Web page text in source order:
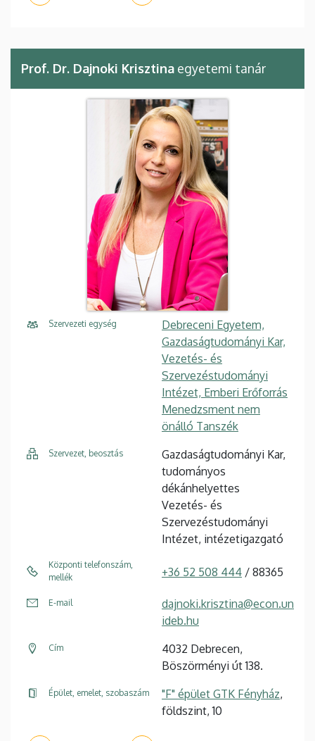
Prof. Dr. Dajnoki Krisztina egyetemi tanár
Szervezeti egység
Debreceni Egyetem,
Gazdaságtudományi Kar,
Vezetés- és
Szervezéstudományi
Intézet, Emberi Erőforrás
Menedzsment nem
önálló Tanszék
Szervezet, beosztás
Gazdaságtudományi Kar,
tudományos
dékánhelyettes
Vezetés- és
Szervezéstudományi
Intézet, intézetigazgató
Központi telefonszám,
mellék
+36 52 508 444 / 88365
E-mail
dajnoki.krisztina@econ.un
ideb.hu
Cím
4032 Debrecen,
Böszörményi út 138.
Épület, emelet, szobaszám "F" épület GTK Fényház,
földszint, 10